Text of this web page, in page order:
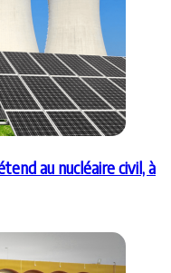
au nucléaire civil, à